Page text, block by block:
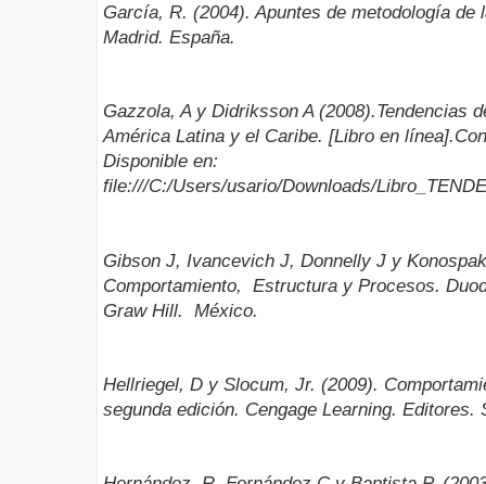
García, R. (2004). Apuntes de metodología
Madrid. España.
Gazzola, A y Didriksson A (2008).Tendencias
América Latina y el Caribe. [Libro en
Disponible en:
file:///C:/Users/usario/Downloads/
Gibson J, Ivancevich J, Donnelly J y
Comportamiento, Estructura y Procesos.
Graw Hill. México.
Hellriegel, D y Slocum, Jr. (2009).
segunda edición. Cengage Learning. Editores.